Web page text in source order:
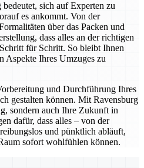
sich auf Experten zu
es ankommt. Von der
über das Packen und
dass alles an der richtigen
für Schritt. So bleibt Ihnen
Aspekte Ihres Umzuges zu
und Durchführung Ihres
gestalten können. Mit Ravensburg
sondern auch Ihre Zukunft in
dafür, dass alles – von der
und pünktlich abläuft,
sofort wohlfühlen können.